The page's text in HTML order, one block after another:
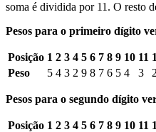
soma é dividida por 11. O resto
Pesos para o primeiro dígito
Posição 1 2 3 4 5 6 7 8 9 10 11
Peso
5 4 3 2 9 8 7 6 5 4 3 2
Pesos para o segundo dígito
Posição 1 2 3 4 5 6 7 8 9 10 11